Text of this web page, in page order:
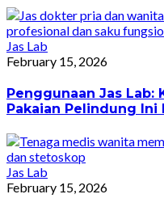
Jas Lab
February 15, 2026
Penggunaan Jas Lab:
Pakaian Pelindung Ini
Jas Lab
February 15, 2026